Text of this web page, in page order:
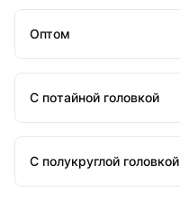
Оптом
С потайной головкой
С полукруглой головкой